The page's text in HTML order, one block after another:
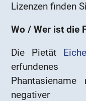
Lizenzen finden
Wo / Wer ist die
Die Pietät
erfundenes
negativer